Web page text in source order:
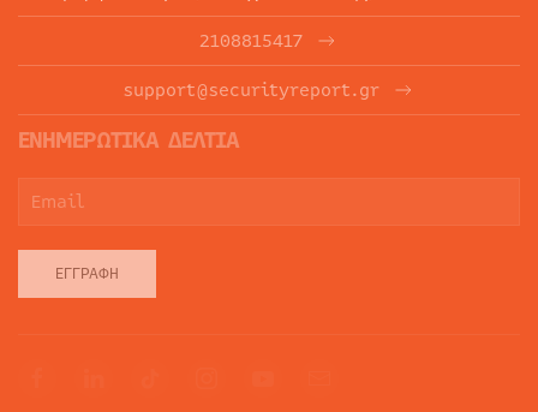
2108815417
support@securityreport.gr
ΕΝΗΜΕΡΩΤΙΚΑ ΔΕΛΤΙΑ
ΕΓΓΡΑΦΉ